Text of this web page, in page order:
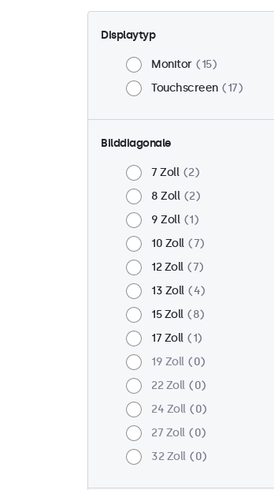
Displaytyp
Monitor
15
Touchscreen
17
Bilddiagonale
7 Zoll
2
8 Zoll
2
9 Zoll
1
10 Zoll
7
12 Zoll
7
13 Zoll
4
15 Zoll
8
17 Zoll
1
19 Zoll
0
22 Zoll
0
24 Zoll
0
27 Zoll
0
32 Zoll
0